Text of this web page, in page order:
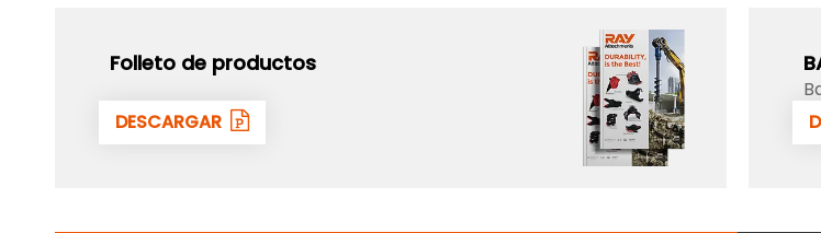
Folleto de productos
DESCARGAR